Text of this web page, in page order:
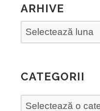
ARHIVE
CATEGORII